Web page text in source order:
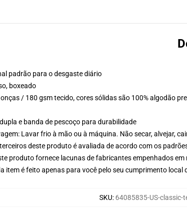
padrão para o desgaste diário
boxeado
/ 180 gsm tecido, cores sólidas são 100% algodão
e banda de pescoço para durabilidade
Lavar frio à mão ou à máquina. Não secar, alvejar,
deste produto é avaliada de acordo com os
produto fornece lacunas de fabricantes empenhados
item é feito apenas para você pelo seu cumprimento
SKU: 64085835-US-classic-